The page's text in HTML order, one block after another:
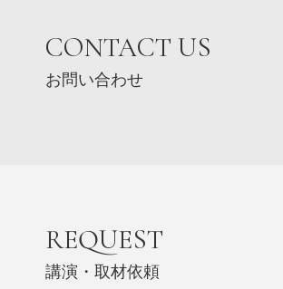
CONTACT US
お問い合わせ
REQUEST
講演・取材依頼